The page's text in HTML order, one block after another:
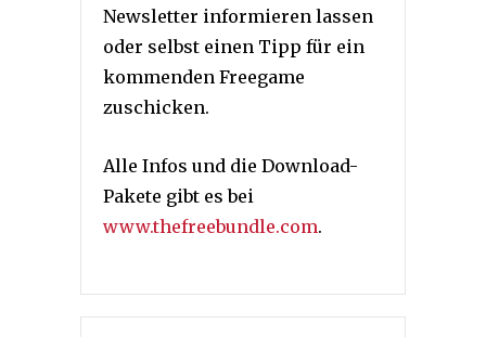
Newsletter informieren lassen
oder selbst einen Tipp für ein
kommenden Freegame
zuschicken.
Alle Infos und die Download-
Pakete gibt es bei
www.thefreebundle.com.